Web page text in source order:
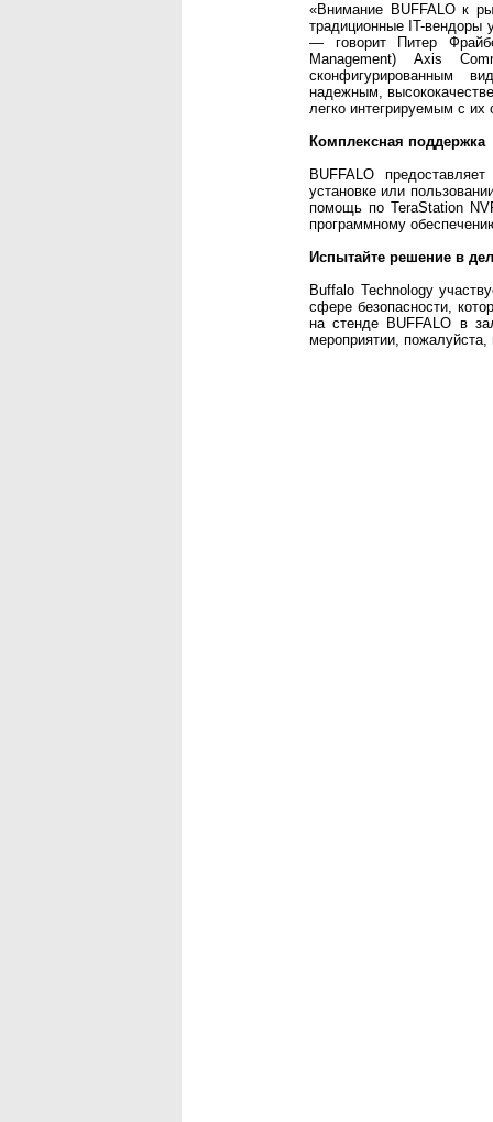
«Внимание BUFFALO к
традиционные IT-вендоры
— говорит Питер
Management) Axis
сконфигурированным
надежным,
легко интегрируемым с
Комплексная поддержка
BUFFALO
установке или
помощь по TeraStation
программному
Испытайте решение в
Buffalo Technology
сфере безопасности,
на стенде BUFFALO в
мероприятии, пожалуйста,